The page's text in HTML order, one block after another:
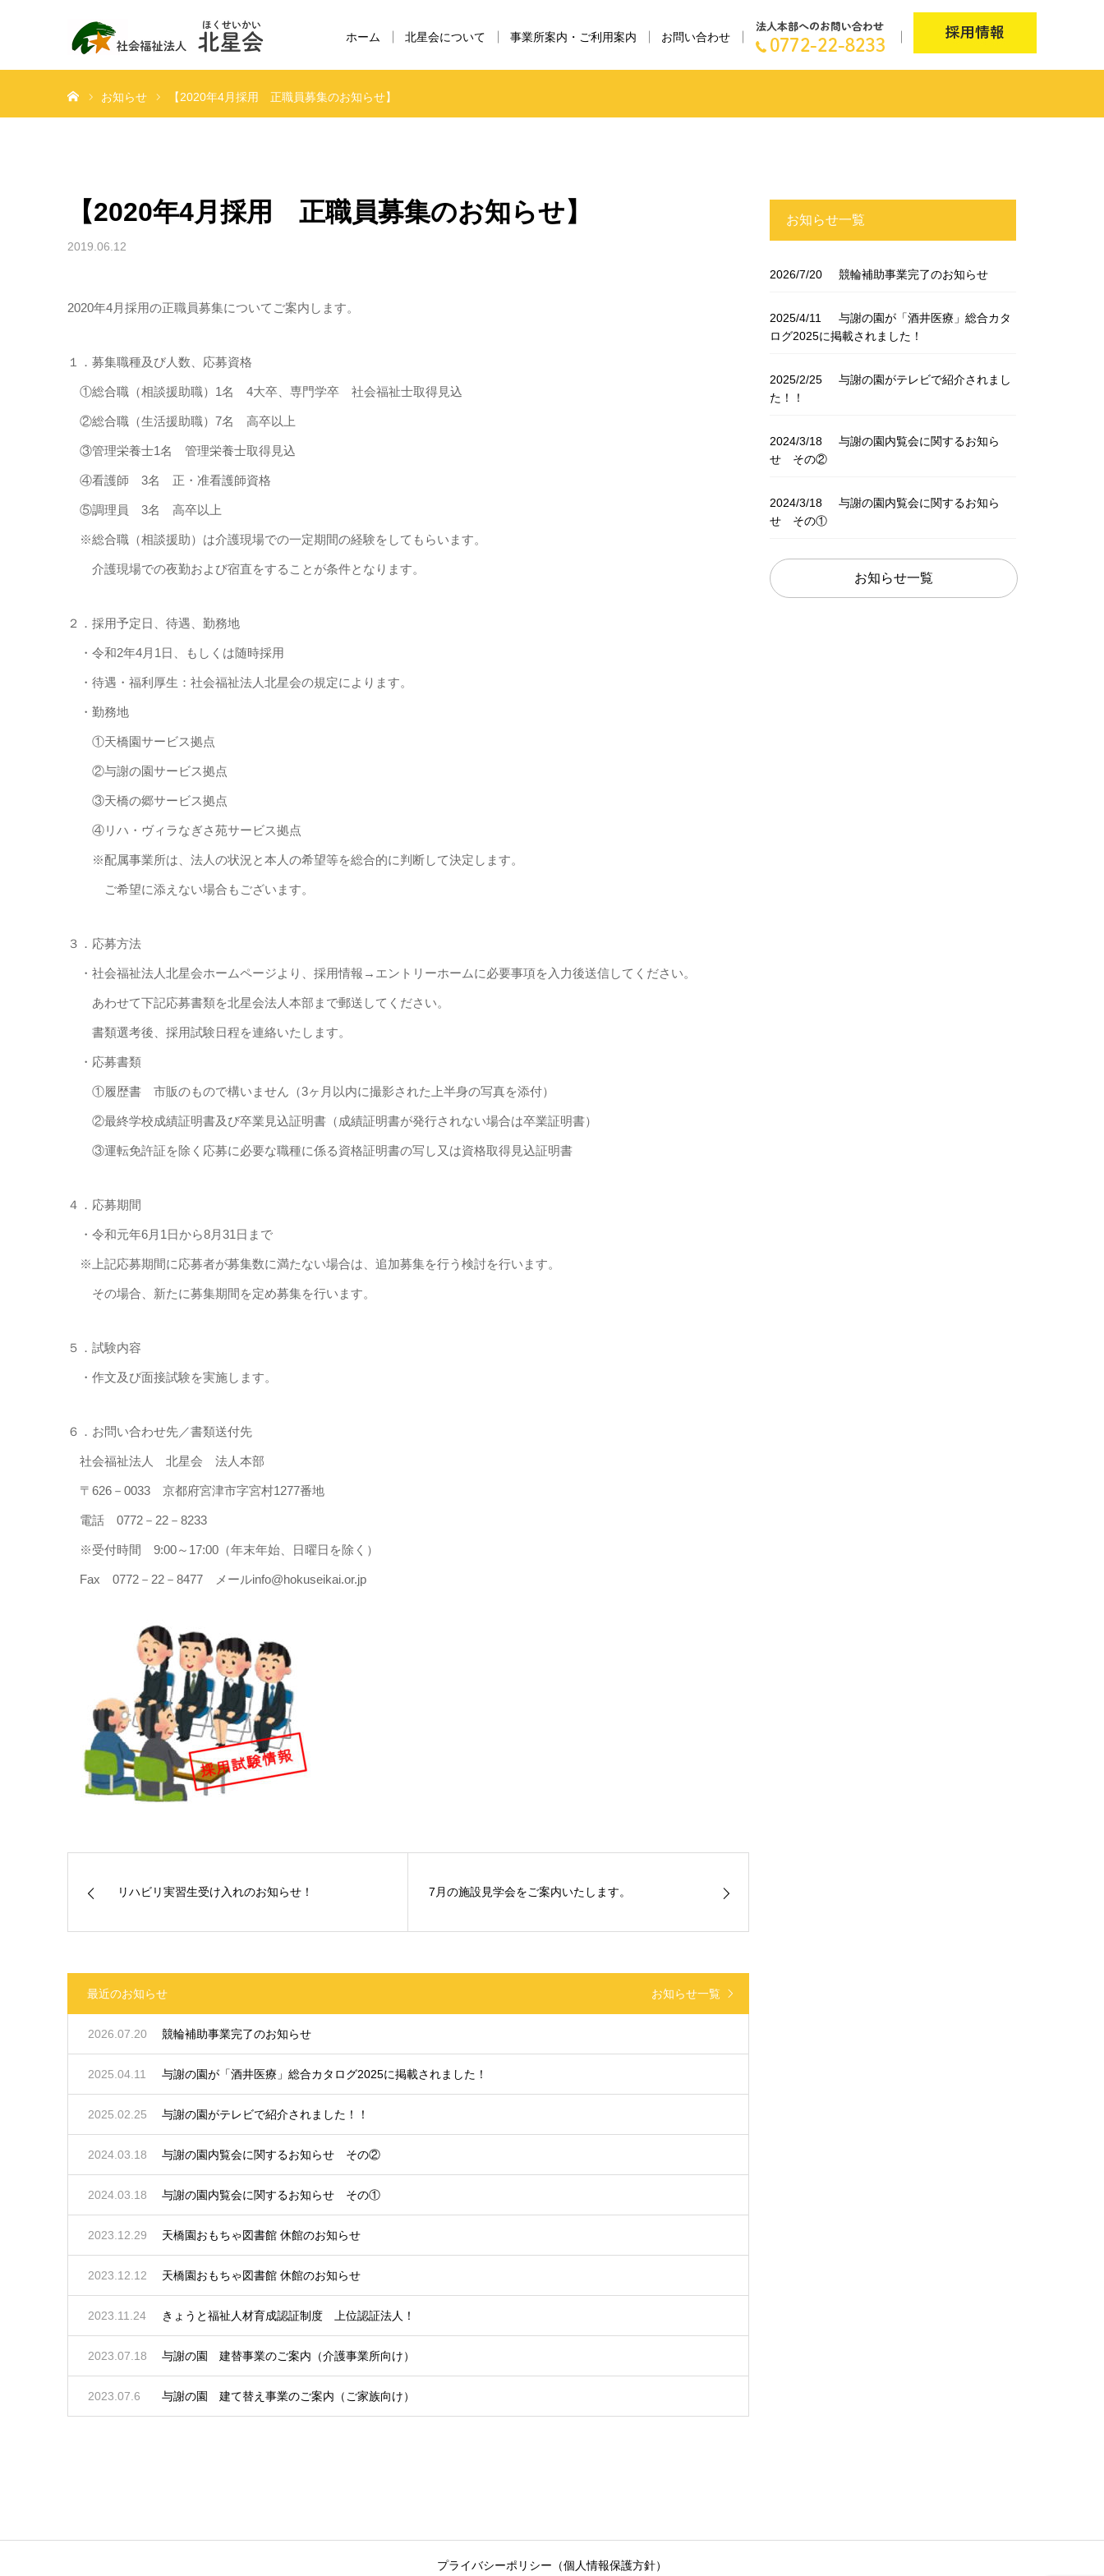
ホーム 北星会について 事業所案内・ご利用案内 お問い合わせ
お知らせ 【2020年4月採用 正職員募集のお知らせ】
【2020年4月採用 正職員募集のお知らせ】
2019.06.12
2020年4月採用の正職員募集についてご案内します。
１．募集職種及び人数、応募資格
①総合職（相談援助職）1名 4大卒、専門学卒 社会福祉士取得見込
②総合職（生活援助職）7名 高卒以上
③管理栄養士1名 管理栄養士取得見込
④看護師 3名 正・准看護師資格
⑤調理員 3名 高卒以上
※総合職（相談援助）は介護現場での一定期間の経験をしてもらいます。
介護現場での夜勤および宿直をすることが条件となります。
２．採用予定日、待遇、勤務地
・令和2年4月1日、もしくは随時採用
・待遇・福利厚生：社会福祉法人北星会の規定によります。
・勤務地
①天橋園サービス拠点
②与謝の園サービス拠点
③天橋の郷サービス拠点
④リハ・ヴィラなぎさ苑サービス拠点
※配属事業所は、法人の状況と本人の希望等を総合的に判断して決定します。
ご希望に添えない場合もございます。
３．応募方法
・社会福祉法人北星会ホームページより、採用情報→エントリーホームに必要事項を入力後送信してください。
あわせて下記応募書類を北星会法人本部まで郵送してください。
書類選考後、採用試験日程を連絡いたします。
・応募書類
①履歴書 市販のもので構いません（3ヶ月以内に撮影された上半身の写真を添付）
②最終学校成績証明書及び卒業見込証明書（成績証明書が発行されない場合は卒業証明書）
③運転免許証を除く応募に必要な職種に係る資格証明書の写し又は資格取得見込証明書
４．応募期間
・令和元年6月1日から8月31日まで
※上記応募期間に応募者が募集数に満たない場合は、追加募集を行う検討を行います。
その場合、新たに募集期間を定め募集を行います。
５．試験内容
・作文及び面接試験を実施します。
６．お問い合わせ先／書類送付先
社会福祉法人 北星会 法人本部
〒626－0033 京都府宮津市字宮村1277番地
電話 0772－22－8233
※受付時間 9:00～17:00（年末年始、日曜日を除く）
Fax 0772－22－8477 メールinfo@hokuseikai.or.jp
リハビリ実習生受け入れのお知らせ！ 7月の施設見学会をご案内いたします。
最近のお知らせ お知らせ一覧
競輪補助事業完了のお知らせ
2026.07.20
与謝の園が「酒井医療」総合カタログ2025に掲載されました！
2025.04.11
与謝の園がテレビで紹介されました！！
2025.02.25
与謝の園内覧会に関するお知らせ その②
2024.03.18
与謝の園内覧会に関するお知らせ その①
2024.03.18
天橋園おもちゃ図書館 休館のお知らせ
2023.12.29
天橋園おもちゃ図書館 休館のお知らせ
2023.12.12
きょうと福祉人材育成認証制度 上位認証法人！
2023.11.24
与謝の園 建替事業のご案内（介護事業所向け）
2023.07.18
与謝の園 建て替え事業のご案内（ご家族向け）
2023.07.6
お知らせ一覧
2026/7/20 競輪補助事業完了のお知らせ
2025/4/11
与謝の園が「酒井医療」総合カタ
ログ2025に掲載されました！
2025/2/25
与謝の園がテレビで紹介されまし
た！！
2024/3/18
与謝の園内覧会に関するお知ら
せ その②
2024/3/18
与謝の園内覧会に関するお知ら
せ その①
お知らせ一覧
プライバシーポリシー（個人情報保護方針）